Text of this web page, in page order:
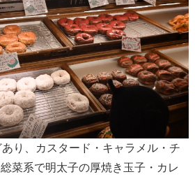
り、カスタード・キャラメル・チ
菜系で明太子の厚焼き玉子・カレ